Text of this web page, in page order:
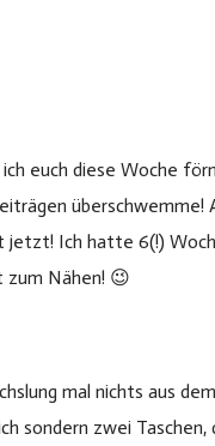
ich euch diese Woche
überschwemme!
jetzt! Ich hatte 6(!)
zum Nähen! 😉
mal nichts aus dem
sondern zwei Taschen,